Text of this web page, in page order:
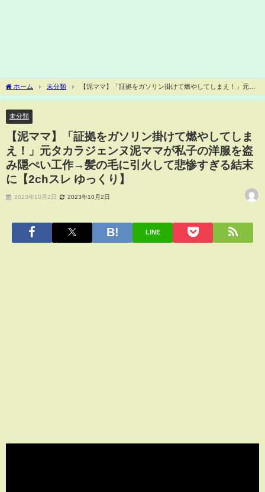
ホーム 未分類
【泥ママ】「証拠をガソリン掛けて燃やしてしまえ！」元タ
カラジェンヌ泥ママが私子の洋服を盗み隠ぺい工作→髪の毛に引火して悲惨すぎる結
未分類
【泥ママ】「証拠をガソリン掛けて燃やしてしま
え！」元タカラジェンヌ泥ママが私子の洋服を盗
み隠ぺい工作→髪の毛に引火して悲惨すぎる結末
に【2chスレ ゆっくり】
2023年10月2日 2023年10月2日
LINE